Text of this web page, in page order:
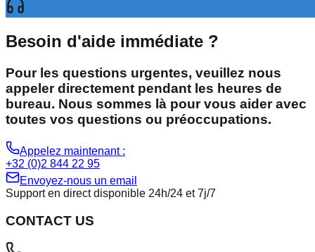
Besoin d'aide immédiate ?
Pour les questions urgentes, veuillez nous
appeler directement pendant les heures de
bureau. Nous sommes là pour vous aider avec
toutes vos questions ou préoccupations.
Appelez maintenant :
+32 (0)2 844 22 95
Envoyez-nous un email
Support en direct disponible 24h/24 et 7j/7
CONTACT US